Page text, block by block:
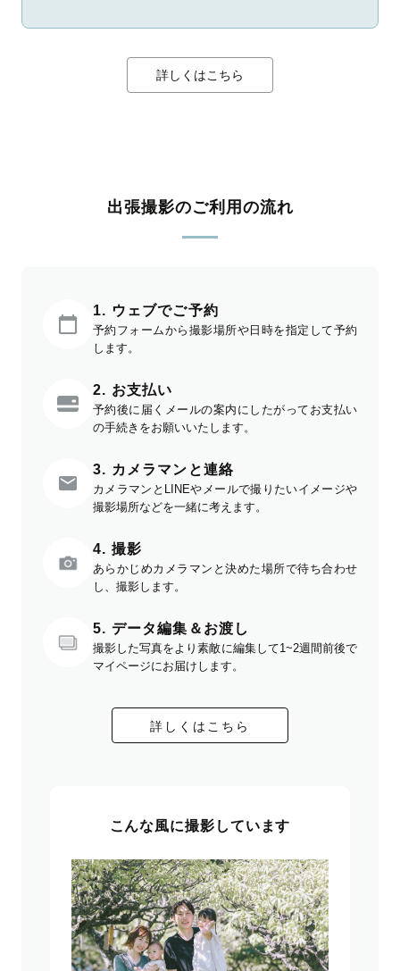
詳しくはこちら
出張撮影のご利用の流れ
1. ウェブでご予約
予約フォームから撮影場所や日時を指定して予約
します。
2. お支払い
予約後に届くメールの案内にしたがってお支払い
の手続きをお願いいたします。
3. カメラマンと連絡
カメラマンとLINEやメールで撮りたいイメージや
撮影場所などを一緒に考えます。
4. 撮影
あらかじめカメラマンと決めた場所で待ち合わせ
し、撮影します。
5. データ編集＆お渡し
撮影した写真をより素敵に編集して1~2週間前後で
マイページにお届けします。
詳しくはこちら
こんな風に撮影しています